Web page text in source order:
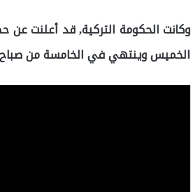
وكانت الحكومة التركية, قد أعلنت
الخميس وينتهي في الخامسة من صباح يوم 17 أيار